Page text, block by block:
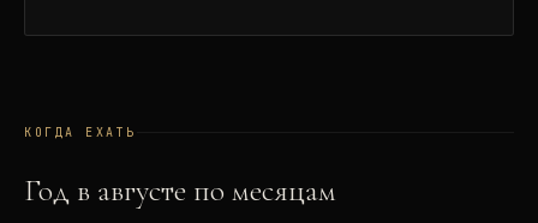
КОГДА ЕХАТЬ
Год в августе по месяцам